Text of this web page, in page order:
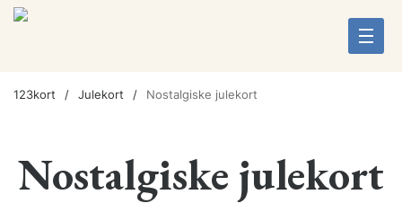
123kort Julekort Nostalgiske julekort
Nostalgiske julekort